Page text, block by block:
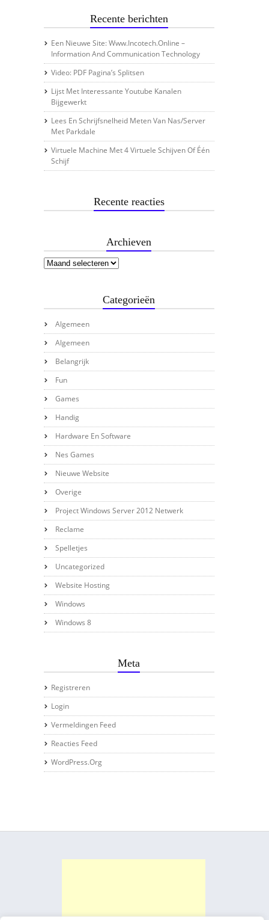
Recente berichten
Een Nieuwe Site: Www.incotech.online –
Information And Communication Technology
Video: PDF Pagina’s Splitsen
Lijst Met Interessante Youtube Kanalen
Bijgewerkt
Lees En Schrijfsnelheid Meten Van Nas/server
Met Parkdale
Virtuele Machine Met 4 Virtuele Schijven Of Één
Schijf
Recente reacties
Archieven
Categorieën
Algemeen
Algemeen
Belangrijk
Fun
Games
Handig
Hardware En Software
Nes Games
Nieuwe Website
Overige
Project Windows Server 2012 Netwerk
Reclame
Spelletjes
Uncategorized
Website Hosting
Windows
Windows 8
Meta
Registreren
Login
Vermeldingen Feed
Reacties Feed
WordPress.org